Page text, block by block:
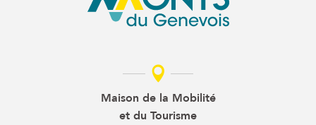
Maison de la Mobilité
et du Tourisme